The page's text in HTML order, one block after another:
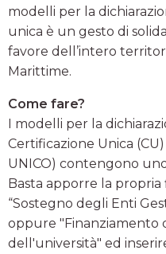
modelli per la
unica è un gesto di
favore dell’intero
Marittime.
Come fare?
I modelli per la
Certificazione Unica
UNICO) contengono
Basta apporre la
“Sostegno degli Enti
oppure "Finanziamento
dell'università" ed